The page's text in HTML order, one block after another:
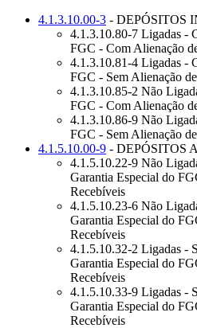
4.1.3.10.00-3 - DEPÓSITOS
4.1.3.10.80-7 Ligadas -
FGC - Com Alienação
4.1.3.10.81-4 Ligadas -
FGC - Sem Alienação
4.1.3.10.85-2 Não
FGC - Com Alienação
4.1.3.10.86-9 Não
FGC - Sem Alienação
4.1.5.10.00-9 - DEPÓSITOS
4.1.5.10.22-9 Não
Garantia Especial do
Recebíveis
4.1.5.10.23-6 Não
Garantia Especial do
Recebíveis
4.1.5.10.32-2 Ligadas -
Garantia Especial do
Recebíveis
4.1.5.10.33-9 Ligadas -
Garantia Especial do
Recebíveis